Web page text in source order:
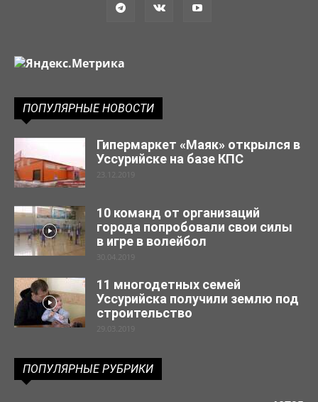
ПОПУЛЯРНЫЕ НОВОСТИ
Гипермаркет «Маяк» открылся в
Уссурийске на базе КПС
23.12.2019
10 команд от организаций
города попробовали свои силы
в игре в волейбол
30.04.2019
11 многодетных семей
Уссурийска получили землю под
строительство
29.03.2019
ПОПУЛЯРНЫЕ РУБРИКИ